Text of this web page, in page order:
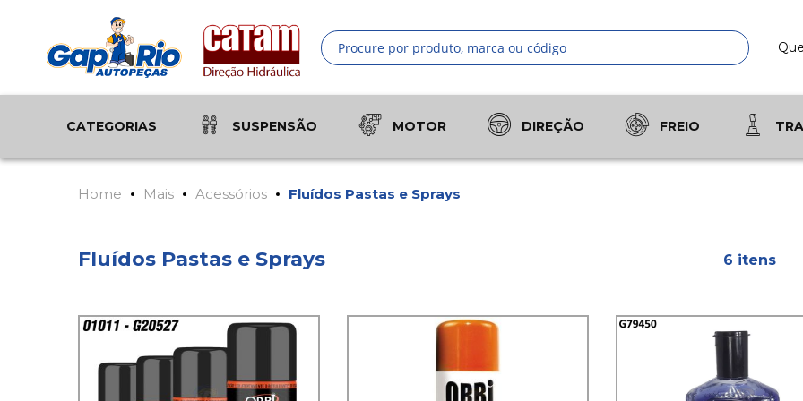
Pesquisa
Pesquisa
CATEGORIAS SUSPENSÃO MOTOR DIREÇÃO FREIO
Home Mais Acessórios Fluídos Pastas e Sprays
Fluídos Pastas e Sprays 6 itens